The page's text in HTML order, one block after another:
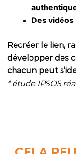
Des
Recréer le lien,
développer des
chacun peut
* étude IPSOS